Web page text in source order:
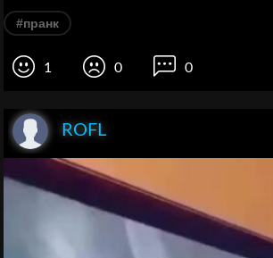
#пранк
1 0 0
ROFL